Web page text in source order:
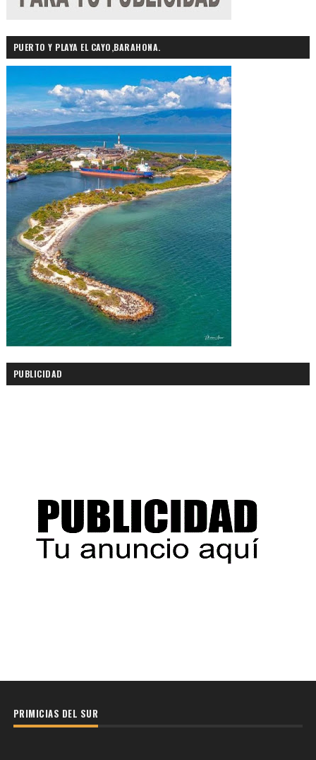
PUERTO Y PLAYA EL CAYO,BARAHONA.
PUBLICIDAD
PRIMICIAS DEL SUR